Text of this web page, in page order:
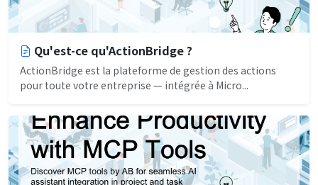
Qu'est-ce qu'ActionBridge ?
ActionBridge est la plateforme de gestion des actions
pour toute votre entreprise — intégrée à Micro...